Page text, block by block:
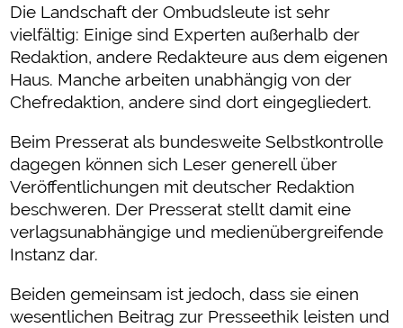
Die Landschaft der Ombudsleute ist sehr
vielfältig: Einige sind Experten außerhalb der
Redaktion, andere Redakteure aus dem eigenen
Haus. Manche arbeiten unabhängig von der
Chefredaktion, andere sind dort eingegliedert.
Beim Presserat als bundesweite Selbstkontrolle
dagegen können sich Leser generell über
Veröffentlichungen mit deutscher Redaktion
beschweren. Der Presserat stellt damit eine
verlagsunabhängige und medienübergreifende
Instanz dar.
Beiden gemeinsam ist jedoch, dass sie einen
wesentlichen Beitrag zur Presseethik leisten und